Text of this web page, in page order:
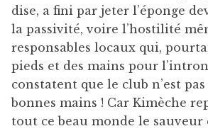
dise, a fini par jeter l’éponge
la passivité, voire l’hostilité
responsables locaux qui,
pieds et des mains pour
constatent que le club n’est
bonnes mains ! Car Kimèche
tout ce beau monde le